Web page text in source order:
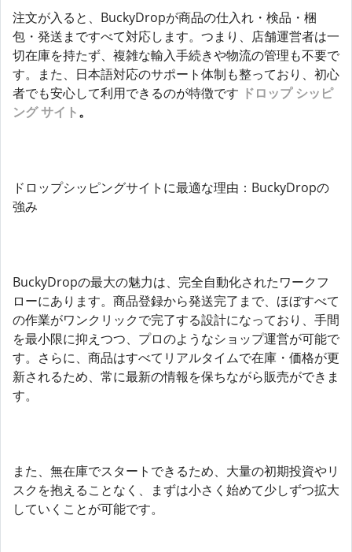
注文が入ると、BuckyDropが商品の仕入れ・検品・梱
包・発送まですべて対応します。つまり、店舗運営者は一
切在庫を持たず、複雑な輸入手続きや物流の管理も不要で
す。また、日本語対応のサポート体制も整っており、初心
者でも安心して利用できるのが特徴です ドロップ シッピ
ング サイト。
ドロップシッピングサイトに最適な理由：BuckyDropの
強み
BuckyDropの最大の魅力は、完全自動化されたワークフ
ローにあります。商品登録から発送完了まで、ほぼすべて
の作業がワンクリックで完了する設計になっており、手間
を最小限に抑えつつ、プロのようなショップ運営が可能で
す。さらに、商品はすべてリアルタイムで在庫・価格が更
新されるため、常に最新の情報を保ちながら販売ができま
す。
また、無在庫でスタートできるため、大量の初期投資やリ
スクを抱えることなく、まずは小さく始めて少しずつ拡大
していくことが可能です。